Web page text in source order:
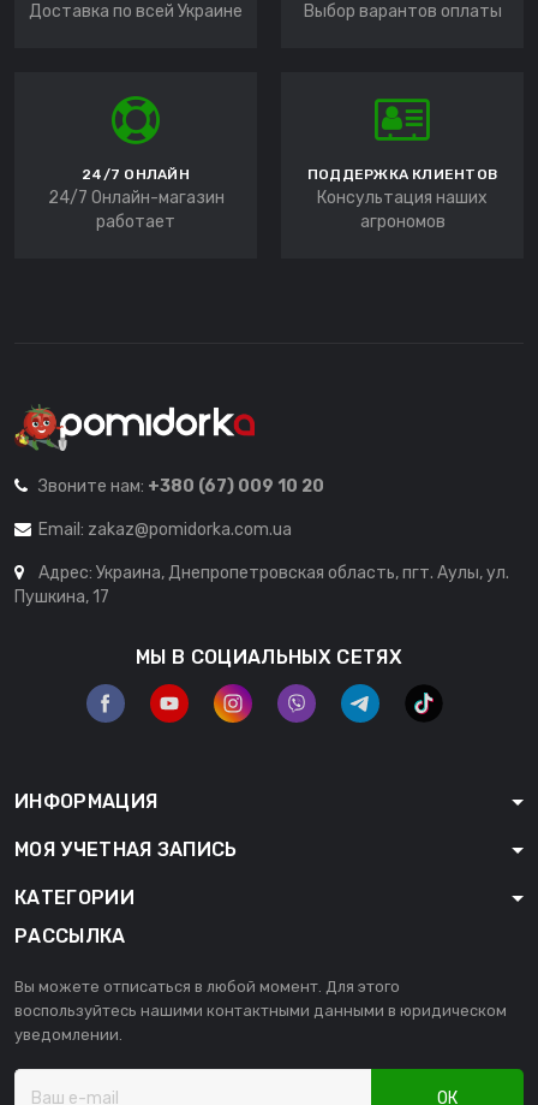
Доставка по всей Украине Выбор варантов оплаты
24/7 ОНЛАЙН
24/7 Онлайн-магазин
работает
ПОДДЕРЖКА КЛИЕНТОВ
Консультация наших
агрономов
Звоните нам: +380 (67) 009 10 20
Email: zakaz@pomidorka.com.ua
Адрес: Украина, Днепропетровская область, пгт. Аулы, ул.
Пушкина, 17
МЫ В СОЦИАЛЬНЫХ СЕТЯХ
ИНФОРМАЦИЯ
МОЯ УЧЕТНАЯ ЗАПИСЬ
КАТЕГОРИИ
РАССЫЛКА
Вы можете отписаться в любой момент. Для этого
воспользуйтесь нашими контактными данными в юридическом
уведомлении.
ОК